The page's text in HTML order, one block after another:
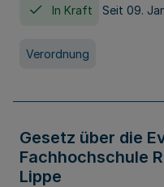
In Kraft Seit 09.
Verordnung
Gesetz über die
Fachhochschule
Lippe